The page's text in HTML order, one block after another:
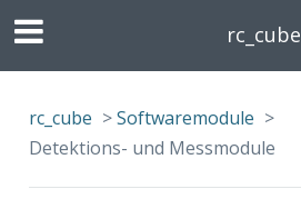
rc_cube
rc_cube >Softwaremodule >
Detektions- und Messmodule